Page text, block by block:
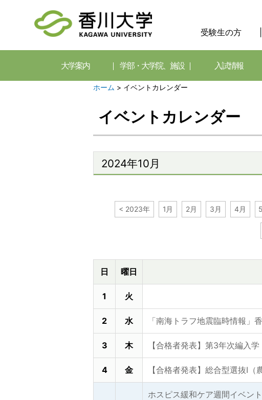
受験生の方
大学案内 学部・大学院、施設 入試情報
ホーム > イベントカレンダー
イベントカレンダー
2024年10月
< 2023年 1月 2月 3月 4月
日 曜日
1 火
2 水 「南海トラフ地震臨時情報」
3 木 【合格者発表】第3年次編入学
4 金 【合格者発表】総合型選抜Ⅰ（
ホスピス緩和ケア週間イベント